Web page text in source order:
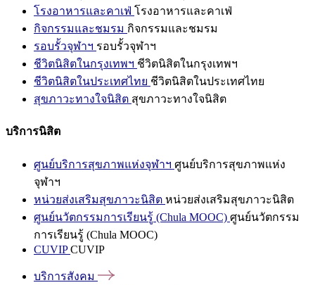
โรงอาหารและคาเฟ่ โรงอาหารและคาเฟ่
กิจกรรมและชมรม กิจกรรมและชมรม
รอบรั้วจุฬาฯ รอบรั้วจุฬาฯ
ชีวิตนิสิตในกรุงเทพฯ ชีวิตนิสิตในกรุงเทพฯ
ชีวิตนิสิตในประเทศไทย ชีวิตนิสิตในประเทศไทย
สุขภาวะทางใจนิสิต สุขภาวะทางใจนิสิต
บริการนิสิต
ศูนย์บริการสุขภาพแห่งจุฬาฯ ศูนย์บริการสุขภาพแห่ง
จุฬาฯ
หน่วยส่งเสริมสุขภาวะนิสิต หน่วยส่งเสริมสุขภาวะนิสิต
ศูนย์นวัตกรรมการเรียนรู้ (Chula MOOC) ศูนย์นวัตกรรม
การเรียนรู้ (Chula MOOC)
CUVIPCUVIP
บริการสังคม